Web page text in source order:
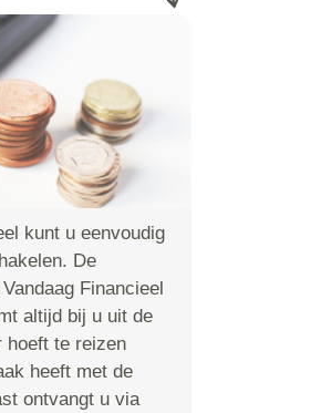
kunt u eenvoudig
De
Financieel
altijd bij u uit de
hoeft te reizen
heeft met de
ontvangt u via